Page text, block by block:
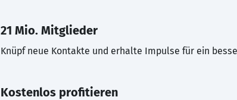
21 Mio. Mitglieder
Knüpf neue Kontakte und erhalte Impulse für ein
Kostenlos profitieren